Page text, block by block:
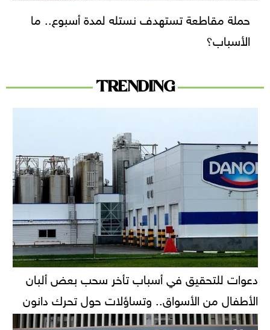
حملة مقاطعة تستهدف نستله لمدة أسبوع.. ما
الأسباب؟
TRENDING
دعوات للتحقيق في أسباب تأخر سحب بعض ألبان
الأطفال من الأسواق.. وتساؤلات حول تحرك دانون